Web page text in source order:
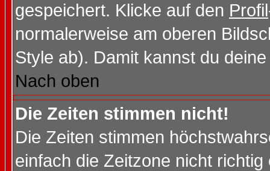
gespeichert. Klicke auf den Profil
normalerweise am oberen
Style ab). Damit kannst du
Nach oben
Die Zeiten stimmen nicht!
Die Zeiten stimmen
einfach die Zeitzone nicht